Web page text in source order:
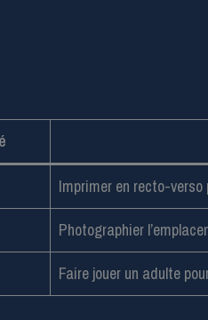
Imprimer en recto-
Photographier
Faire jouer un adulte